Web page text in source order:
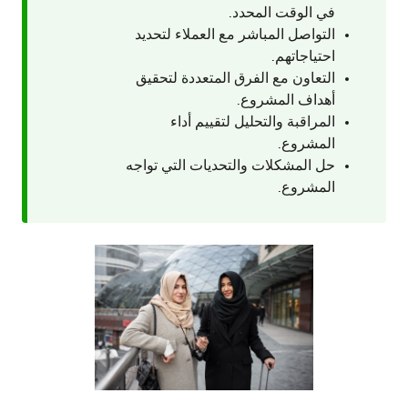
في الوقت المحدد.
التواصل المباشر مع العملاء لتحديد
احتياجاتهم.
التعاون مع الفرق المتعددة لتحقيق
أهداف المشروع.
المراقبة والتحليل لتقييم أداء
المشروع.
حل المشكلات والتحديات التي تواجه
المشروع.